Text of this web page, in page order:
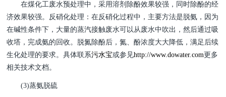
在煤化工废水预处理中，采用溶剂除酚效果较强，同时除酚的经
济效果较强。反硝化处理：在反硝化过程中，主要方法是脱氨，因为
在碱性条件下，大量的蒸汽接触废水可以从废水中吹出，然后通过吸
收塔，完成氨的回收。脱氮除酚后，氮、酚浓度大大降低，满足后续
生化处理的要求。具体联系污水宝或参见http://www.dowater.com更多
相关技术文档。
(3)蒸氨脱硫